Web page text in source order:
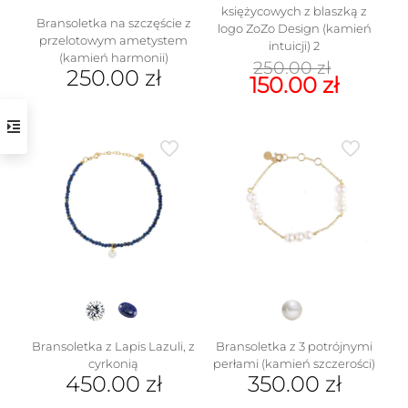
Bransoletka na szczęście z
przelotowym ametystem
(kamień harmonii)
250.00 zł
wiele
wariantów.
wybrać
na
stronie
księżycowych z blaszką z
logo ZoZo Design (kamień
intuicji) 2
250.00zł
cena
150.00 zł
150.00
Bransoletka z Lapis Lazuli, z
cyrkonią
450.00 zł
Bransoletka z 3 potrójnymi
perłami (kamień szczerości)
350.00 zł